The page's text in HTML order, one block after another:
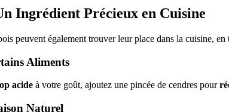
Ingrédient Précieux en Cuisine
peuvent également trouver leur place dans la cuisine,
Aliments
acide à votre goût, ajoutez une pincée de cendres pour
Naturel